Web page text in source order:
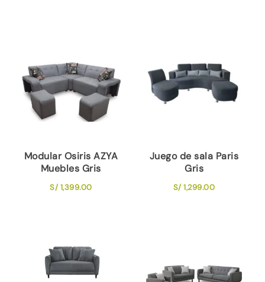
Modular Osiris AZYA
Muebles Gris
S/1,399.00
Juego de sala Paris
Gris
S/1,299.00